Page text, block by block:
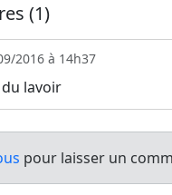
(1)
2016 à 14h37
lavoir
pour laisser un